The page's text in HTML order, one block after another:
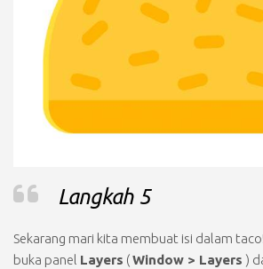
Langkah 5
Sekarang mari kita membuat isi dalam
buka panel Layers (Window > Layers )